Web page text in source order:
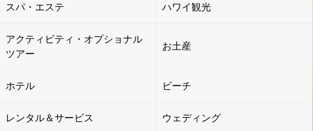
スパ・エステ ハワイ観光
アクティビティ・オプショナル
ツアー
お土産
ホテル ビーチ
レンタル＆サービス ウェディング